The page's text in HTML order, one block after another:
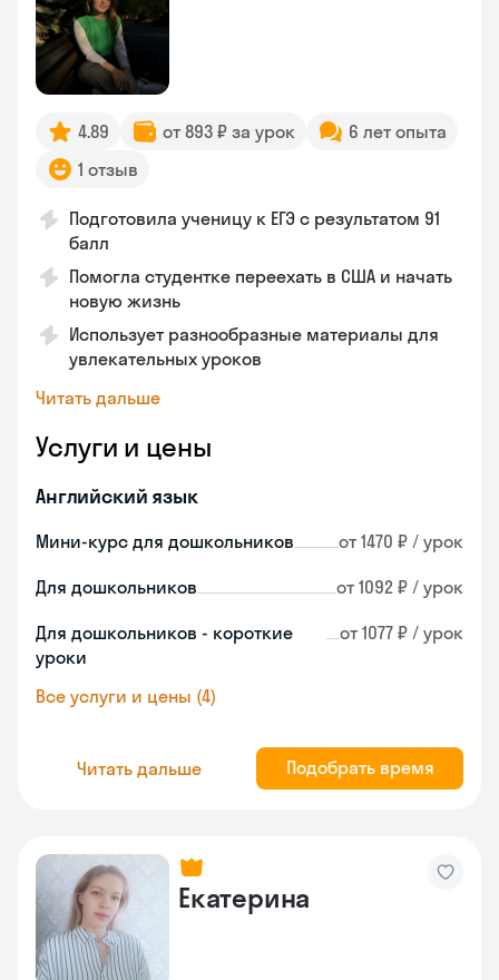
4.89 от 893 ₽ за урок
6 лет опыта
1 отзыв
Подготовила ученицу к ЕГЭ с результатом 91
балл
Помогла студентке переехать в США и начать
новую жизнь
Использует разнообразные материалы для
увлекательных уроков
Читать дальше
Услуги и цены
Английский язык
Мини-курс для дошкольников от 1470 ₽ / урок
Для дошкольников от 1092 ₽ / урок
Для дошкольников - короткие
уроки
от 1077 ₽ / урок
Все услуги и цены (4)
Читать дальше Подобрать время
Екатерина